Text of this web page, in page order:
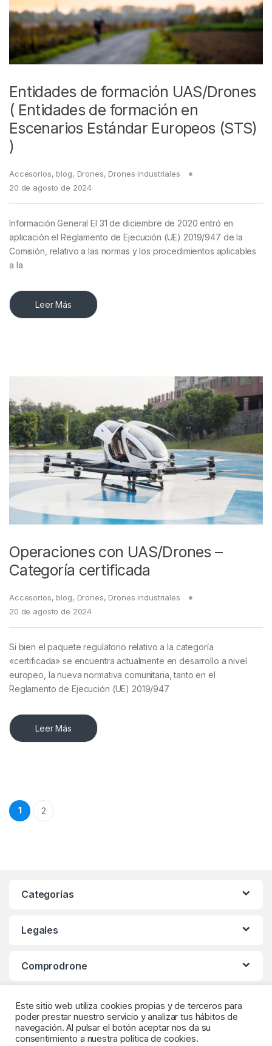
Entidades de formación UAS/Drones
( Entidades de formación en
Escenarios Estándar Europeos (STS)
)
Accesorios, blog, Drones, Drones industriales
20 de agosto de 2024
Información General El 31 de diciembre de 2020 entró en
aplicación el Reglamento de Ejecución (UE) 2019/947 de la
Comisión, relativo a las normas y los procedimientos aplicables
a la
Leer Más
Operaciones con UAS/Drones –
Categoría certificada
Accesorios, blog, Drones, Drones industriales
20 de agosto de 2024
Si bien el paquete regulatorio relativo a la categoría
«certificada» se encuentra actualmente en desarrollo a nivel
europeo, la nueva normativa comunitaria, tanto en el
Reglamento de Ejecución (UE) 2019/947
Leer Más
Paginación de entradas
1 2
Categorías
Legales
Comprodrone
Este sitio web utiliza cookies propias y de terceros para
poder prestar nuestro servicio y analizar tus hábitos de
navegación. Al pulsar el botón aceptar nos da su
consentimiento a nuestra política de cookies.